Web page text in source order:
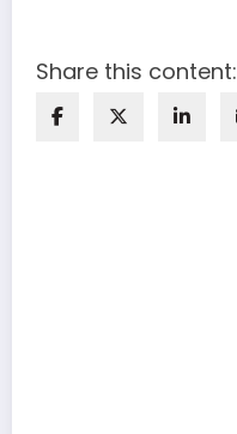
Share this content: